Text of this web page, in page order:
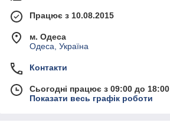
Працює з 10.08.2015
м. Одеса
Одеса, Україна
Контакти
Сьогодні працює з 09:00 до 18:00
Показати весь графік роботи